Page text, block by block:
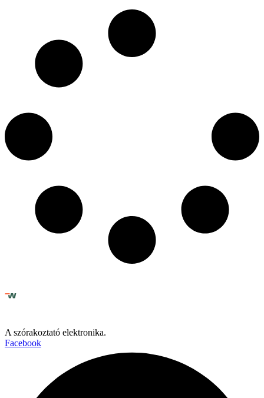
A szórakoztató elektronika.
Facebook